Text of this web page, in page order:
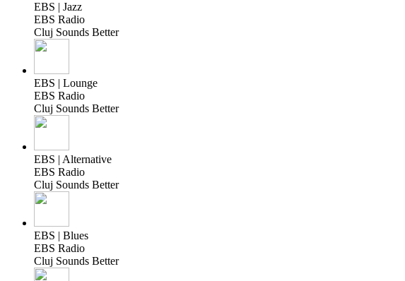
EBS | Jazz
EBS Radio
Cluj Sounds Better
EBS | Lounge
EBS Radio
Cluj Sounds Better
EBS | Alternative
EBS Radio
Cluj Sounds Better
EBS | Blues
EBS Radio
Cluj Sounds Better